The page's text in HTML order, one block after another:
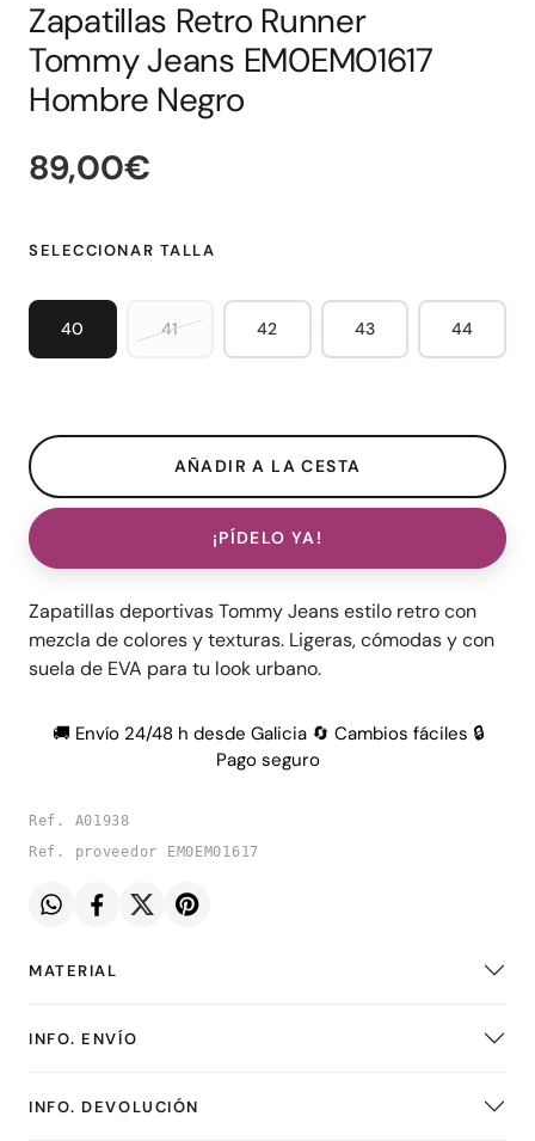
Zapatillas Retro Runner
Tommy Jeans EM0EM01617
Hombre Negro
89,00€
SELECCIONAR TALLA
40 41 42 43 44
¡PÍDELO YA!
Zapatillas deportivas Tommy Jeans estilo retro con
mezcla de colores y texturas. Ligeras, cómodas y con
suela de EVA para tu look urbano.
🚚 Envío 24/48 h desde Galicia 🔄 Cambios fáciles 🔒
Pago seguro
Ref. A01938
Ref. proveedor EM0EM01617
MATERIAL
INFO. ENVÍO
INFO. DEVOLUCIÓN